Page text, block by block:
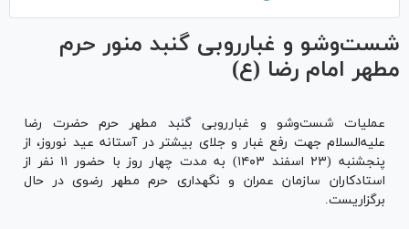
شست‌وشو و غبارروبی گنبد منور حرم
مطهر امام رضا (ع)
عملیات شست‌وشو و غبارروبی گنبد مطهر حرم حضرت رضا
علیه‌السلام جهت رفع غبار و جلای بیشتر در آستانه عید نوروز، از
پنجشنبه (۲۳ اسفند ۱۴۰۳) به مدت چهار روز با حضور ۱۱ نفر از
استادکاران سازمان عمران و نگهداری حرم مطهر رضوی در حال
برگزاریست.